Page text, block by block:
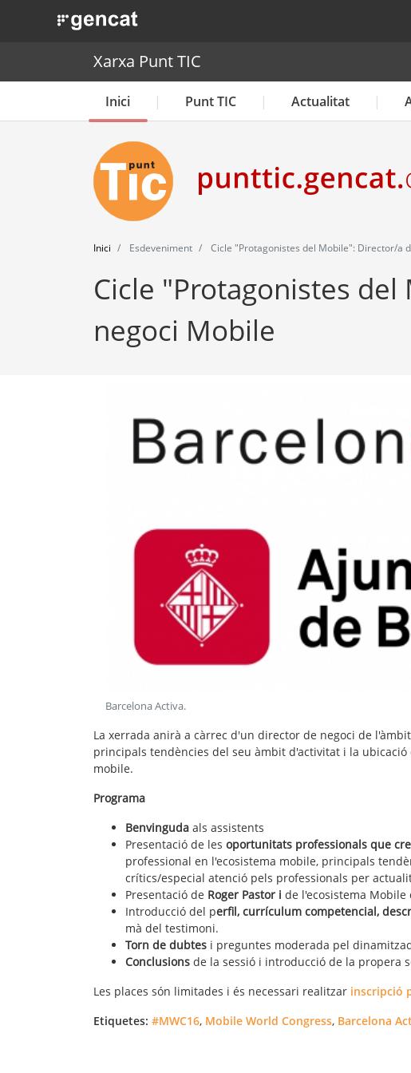
. Obre en una nova finestra.
Xarxa Punt TIC
Inici Punt TIC Actualitat
Inici Esdeveniment Cicle "Protagonistes del Mobile": Director/a
Cicle "Protagonistes
negoci Mobile
Barcelona Activa.
La xerrada anirà a càrrec d'un director de negoci de
principals tendències del seu àmbit d'activitat i la
mobile.
Programa
Benvinguda als assistents
Presentació de les oportunitats professionals que
professional en l'ecosistema mobile, principals
crítics/especial atenció pels professionals per
Presentació de Roger Pastor i de l'ecosistema
Introducció del perfil, currículum competencial,
mà del testimoni.
Torn de dubtes i preguntes moderada pel
Conclusions de la sessió i introducció de la propera
Les places són limitades i és necessari realitzar inscripció
Etiquetes: #MWC16, Mobile World Congress, Barcelona